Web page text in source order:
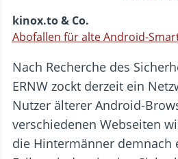
kinox.to & Co.
Abofallen für alte Android-
Nach Recherche des
ERNW zockt derzeit ein
Nutzer älterer Android-
verschiedenen Webseiten
die Hintermänner demnach